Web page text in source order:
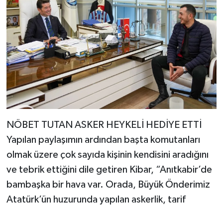
NÖBET TUTAN ASKER HEYKELİ HEDİYE ETTİ
Yapılan paylaşımın ardından başta komutanları
olmak üzere çok sayıda kişinin kendisini aradığını
ve tebrik ettiğini dile getiren Kibar, “Anıtkabir’de
bambaşka bir hava var. Orada, Büyük Önderimiz
Atatürk’ün huzurunda yapılan askerlik, tarif